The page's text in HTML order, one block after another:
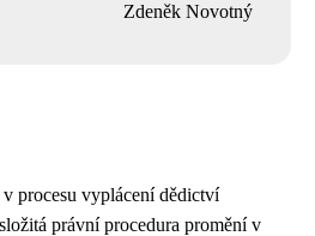
Zdeněk Novotný
procesu vyplácení dědictví
právní procedura promění v